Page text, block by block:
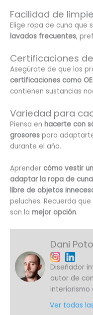
Facilidad de
Elige ropa de cuna que
lavados frecuentes,
Certificaciones
Asegúrate de que los
certificaciones como
contienen sustancias
Variedad para
Piensa en hacerte con
grosores para
durante el año.
Aprender cómo vestir
adaptar la ropa de cuna
libre de objetos
peluches. Recuerda que
son la mejor opción.
Dani Poto
Diseñador
autor de
interiorismo
Ver todas